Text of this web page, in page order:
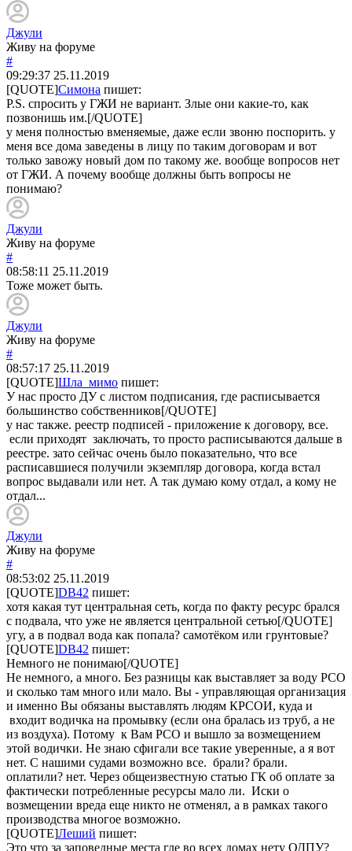
Джули
Живу на форуме
#
09:29:37 25.11.2019
[QUOTE]Симона пишет:
P.S. спросить у ГЖИ не вариант. Злые они какие-то, как
позвонишь им.[/QUOTE]
у меня полностью вменяемые, даже если звоню поспорить. у
меня все дома заведены в лицу по таким договорам и вот
только завожу новый дом по такому же. вообще вопросов нет
от ГЖИ. А почему вообще должны быть вопросы не
понимаю?
Джули
Живу на форуме
#
08:58:11 25.11.2019
Тоже может быть.
Джули
Живу на форуме
#
08:57:17 25.11.2019
[QUOTE]Шла_мимо пишет:
У нас просто ДУ с листом подписания, где расписывается
большинство собственников[/QUOTE]
у нас также. реестр подписей - приложение к договору, все.
если приходят заключать, то просто расписываются дальше в
реестре. зато сейчас очень было показательно, что все
расписавшиеся получили экземпляр договора, когда встал
вопрос выдавали или нет. А так думаю кому отдал, а кому не
отдал...
Джули
Живу на форуме
#
08:53:02 25.11.2019
[QUOTE]DB42 пишет:
хотя какая тут центральная сеть, когда по факту ресурс брался
с подвала, что уже не является центральной сетью[/QUOTE]
угу, а в подвал вода как попала? самотёком или грунтовые?
[QUOTE]DB42 пишет:
Немного не понимаю[/QUOTE]
Не немного, а много. Без разницы как выставляет за воду РСО
и сколько там много или мало. Вы - управляющая организация
и именно Вы обязаны выставлять людям КРСОИ, куда и
входит водичка на промывку (если она бралась из труб, а не
из воздуха). Потому к Вам РСО и вышло за возмещением
этой водички. Не знаю сфигали все такие уверенные, а я вот
нет. С нашими судами возможно все. брали? брали.
оплатили? нет. Через общеизвестную статью ГК об оплате за
фактически потребленные ресурсы мало ли. Иски о
возмещении вреда еще никто не отменял, а в рамках такого
производства многое возможно.
[QUOTE]Леший пишет:
Это что за заповедные места гле во всех домах нету ОДПУ?